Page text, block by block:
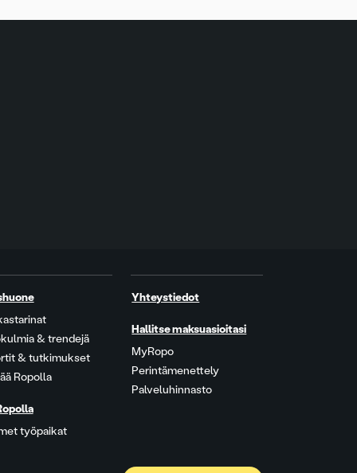
& trendejä
& tutkimukset
Ropolla
työpaikat
Yhteystiedot
Hallitse maksuasioitasi
MyRopo
Perintämenettely
Palveluhinnasto